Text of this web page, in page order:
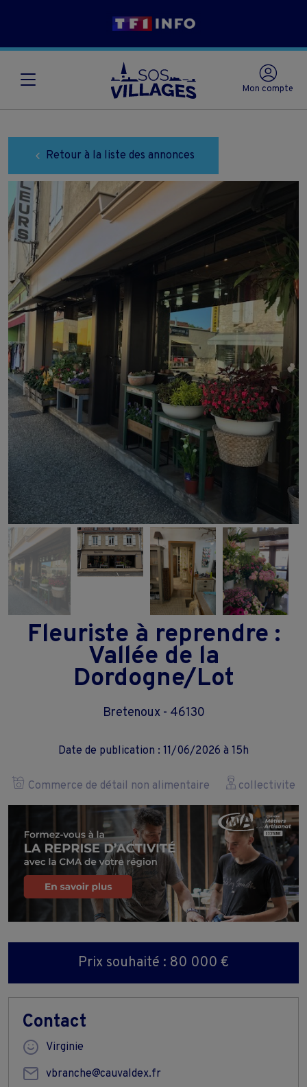
Mon compte
Retour à la liste des annonces
Fleuriste à reprendre :
Vallée de la
Dordogne/Lot
Bretenoux - 46130
Date de publication : 11/06/2026 à 15h
Commerce de détail non alimentaire collectivite
Prix souhaité : 80 000 €
Contact
Virginie
vbranche@cauvaldex.fr